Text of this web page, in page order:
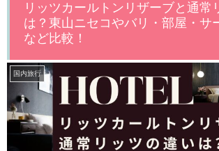
リッツカールトンリザーブと通常
は？東山ニセコやバリ・部屋・サ
など比較！
国内旅行